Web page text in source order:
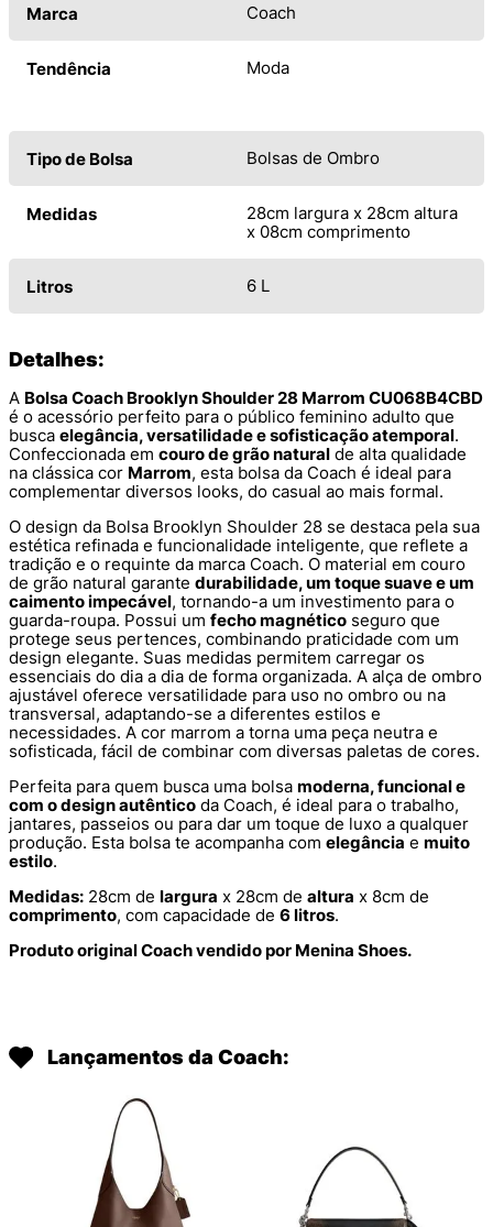
Marca Coach
Tendência Moda
Tipo de Bolsa Bolsas de Ombro
Medidas
28cm largura x 28cm altura
x 08cm comprimento
Litros 6 L
Detalhes:
A Bolsa Coach Brooklyn Shoulder 28 Marrom CU068B4CBD
é o acessório perfeito para o público feminino adulto que
busca elegância, versatilidade e sofisticação atemporal.
Confeccionada em couro de grão natural de alta qualidade
na clássica cor Marrom, esta bolsa da Coach é ideal para
complementar diversos looks, do casual ao mais formal.
O design da Bolsa Brooklyn Shoulder 28 se destaca pela sua
estética refinada e funcionalidade inteligente, que reflete a
tradição e o requinte da marca Coach. O material em couro
de grão natural garante durabilidade, um toque suave e um
caimento impecável, tornando-a um investimento para o
guarda-roupa. Possui um fecho magnético seguro que
protege seus pertences, combinando praticidade com um
design elegante. Suas medidas permitem carregar os
essenciais do dia a dia de forma organizada. A alça de ombro
ajustável oferece versatilidade para uso no ombro ou na
transversal, adaptando-se a diferentes estilos e
necessidades. A cor marrom a torna uma peça neutra e
sofisticada, fácil de combinar com diversas paletas de cores.
Perfeita para quem busca uma bolsa moderna, funcional e
com o design autêntico da Coach, é ideal para o trabalho,
jantares, passeios ou para dar um toque de luxo a qualquer
produção. Esta bolsa te acompanha com elegância e muito
estilo.
Medidas: 28cm de largura x 28cm de altura x 8cm de
comprimento, com capacidade de 6 litros.
Produto original Coach vendido por Menina Shoes.
Lançamentos da Coach: